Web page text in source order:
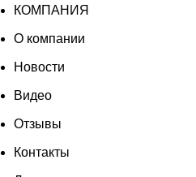
КОМПАНИЯ
О компании
Новости
Видео
Отзывы
Контакты